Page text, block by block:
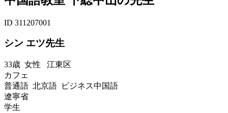
ID 311207001
シン エツ先生
33歳 女性 江東区
カフェ
普通語 北京語 ビジネス中国語
遼寧省
学生